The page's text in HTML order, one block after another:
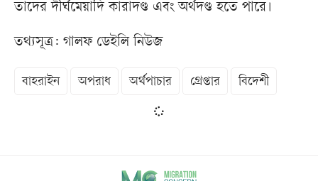
তাদের দীর্ঘমেয়াদি কারাদণ্ড এবং অর্থদণ্ড হতে পারে।
তথ্যসূত্র: গালফ ডেইলি নিউজ
বাহরাইন অপরাধ অর্থপাচার গ্রেপ্তার বিদেশী